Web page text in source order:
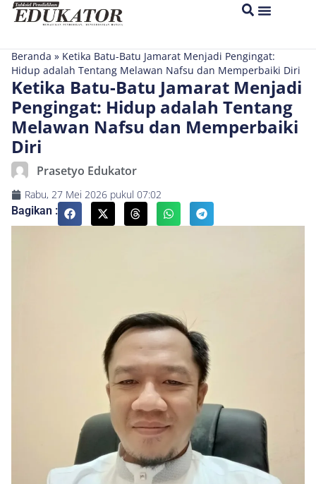
Beranda » Ketika Batu-Batu Jamarat Menjadi Pengingat:
Hidup adalah Tentang Melawan Nafsu dan Memperbaiki Diri
Ketika Batu-Batu Jamarat Menjadi
Pengingat: Hidup adalah Tentang
Melawan Nafsu dan Memperbaiki
Diri
Prasetyo Edukator
Rabu, 27 Mei 2026 pukul 07:02
Bagikan :